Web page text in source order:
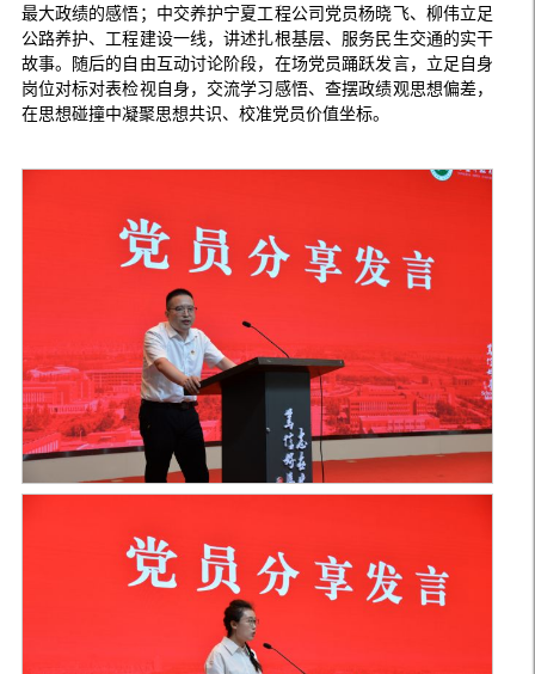
最大政绩的感悟；中交养护宁夏工程公司党员杨晓飞、柳伟立足
公路养护、工程建设一线，讲述扎根基层、服务民生交通的实干
故事。随后的自由互动讨论阶段，在场党员踊跃发言，立足自身
岗位对标对表检视自身，交流学习感悟、查摆政绩观思想偏差，
在思想碰撞中凝聚思想共识、校准党员价值坐标。